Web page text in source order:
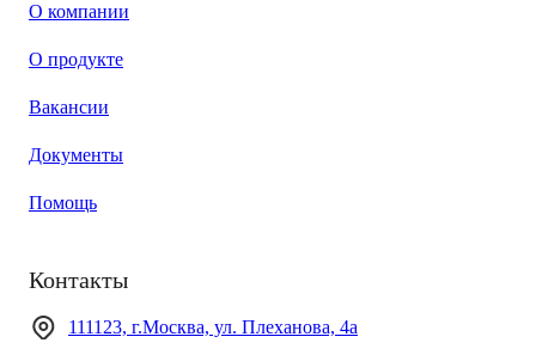
О компании
О продукте
Вакансии
Документы
Помощь
Контакты
111123, г.Москва, ул. Плеханова, 4а